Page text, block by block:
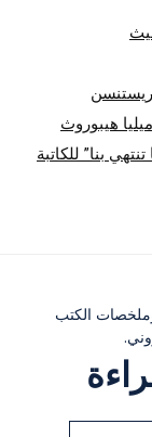
هيبوروث
بنا” للكاتبة
الكتب